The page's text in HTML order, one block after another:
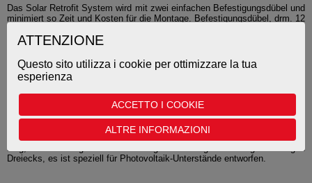
Das Solar Retrofit System wird mit zwei einfachen Befestigungsdübel und
minimiert so Zeit und Kosten für die Montage. Befestigungsdübel, drm. 12
Ein Gerüst ist für die
Verankerungssystem ist so konzipiert, um die für die Installation
notwendigen Strukturen zu minimieren.
Konsultieren Sie die technischeDokumentation
Das Solar Retrofit Befestigungsystem fuer Photovoltaikmodule
Thermische und Hybridmodule, ist verfügbar in drei Ausführungen: kurz,
lang, Überdachung Die Überdachung Ausführung hat eine gleichseitigen
Dreiecks, es ist speziell für Photovoltaik-Unterstände entworfen.
ATTENZIONE
Questo sito utilizza i cookie per ottimizzare la tua
esperienza
ACCETTO I COOKIE
ALTRE INFORMAZIONI